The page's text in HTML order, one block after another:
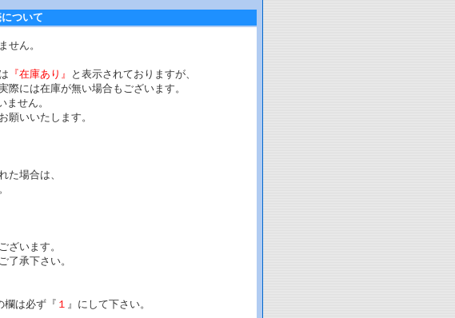
ついて
せん。
『在庫あり』
と表示されておりますが、
には在庫が無い場合もございます。
せん。
願いいたします。
た場合は、
ざいます。
了承下さい。
は必ず『 １ 』にして下さい。